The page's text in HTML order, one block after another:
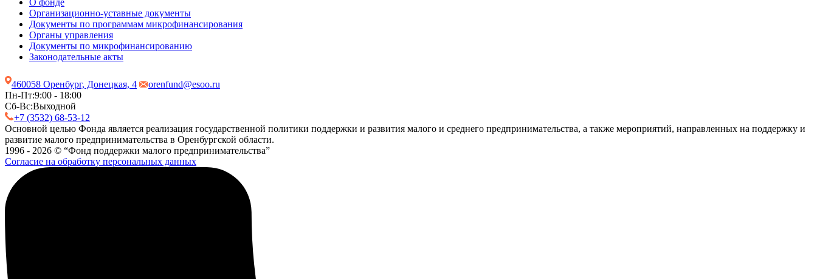
О фонде
Организационно-уставные документы
Документы по программам микрофинансирования
Органы управления
Документы по микрофинансированию
Законодательные акты
460058 Оренбург, Донецкая, 4
orenfund@esoo.ru
Пн-Пт:9:00 - 18:00
Сб-Вс:Выходной
+7 (3532) 68-53-12
Основной целью Фонда является реализация государственной политики поддержки и развития малого и среднего предпринимательства, а также мероприятий, направленных на поддержку и
развитие малого предпринимательства в Оренбургской области.
1996 - 2026 © “Фонд поддержки малого предпринимательства”
Согласие на обработку персональных данных